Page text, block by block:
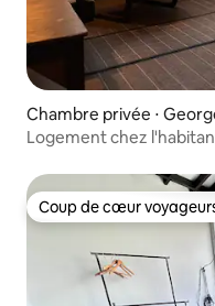
Chambre privée ⋅
Logement chez
Coup de cœur
Coup de cœur